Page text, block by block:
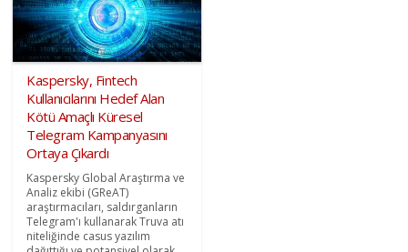
Kaspersky, Fintech
Kullanıcılarını Hedef Alan
Kötü Amaçlı Küresel
Telegram Kampanyasını
Ortaya Çıkardı
Kaspersky Global Araştırma ve
Analiz ekibi (GReAT)
araştırmacıları, saldırganların
Telegram'ı kullanarak Truva atı
niteliğinde casus yazılım